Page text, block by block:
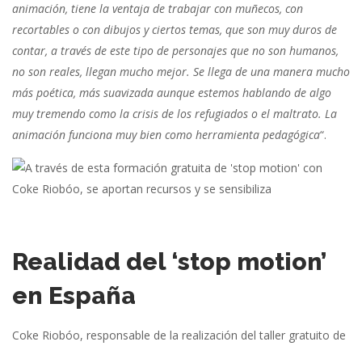
animación, tiene la ventaja de trabajar con muñecos, con
recortables o con dibujos y ciertos temas, que son muy duros de
contar, a través de este tipo de personajes que no son humanos,
no son reales, llegan mucho mejor. Se llega de una manera mucho
más poética, más suavizada aunque estemos hablando de algo
muy tremendo como la crisis de los refugiados o el maltrato. La
animación funciona muy bien como herramienta pedagógica“.
Realidad del ‘stop motion’
en España
Coke Riobóo, responsable de la realización del taller gratuito de